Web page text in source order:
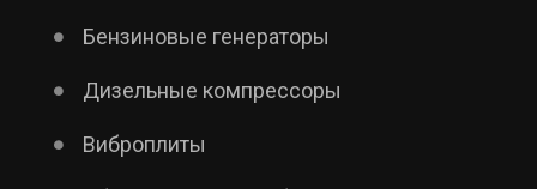
Бензиновые генераторы
Дизельные компрессоры
Виброплиты